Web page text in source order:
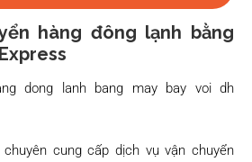
hàng đông lạnh bằng
cung cấp dịch vụ vận chuyển